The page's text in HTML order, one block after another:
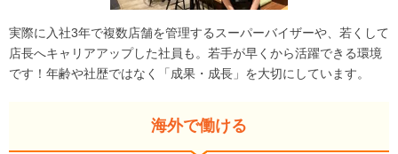
実際に入社3年で複数店舗を管理するスーパーバイザーや、若くして
店長へキャリアアップした社員も。若手が早くから活躍できる環境
です！年齢や社歴ではなく「成果・成長」を大切にしています。
海外で働ける